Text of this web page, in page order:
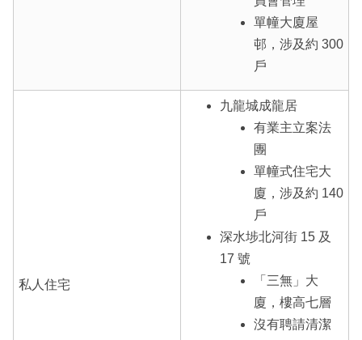
單幢大廈屋
邨，涉及約 300
戶
私人住宅
九龍城成龍居
有業主立案法
團
單幢式住宅大
廈，涉及約 140
戶
深水埗北河街 15 及
17 號
「三無」大
廈，樓高七層
沒有聘請清潔